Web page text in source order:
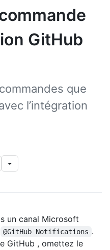
GitHub
que
l’intégration
un canal Microsoft
@GitHub Notifications .
GitHub , omettez le